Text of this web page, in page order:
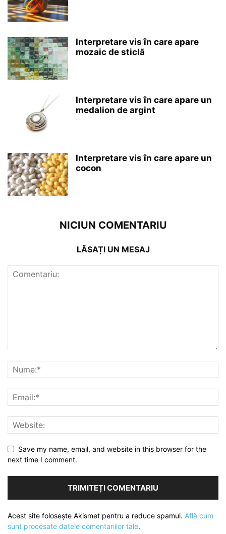
Interpretare vis în care apare
mozaic de sticlă
Interpretare vis în care apare un
medalion de argint
Interpretare vis în care apare un
cocon
NICIUN COMENTARIU
LĂSAȚI UN MESAJ
Save my name, email, and website in this browser for the
next time I comment.
Acest site folosește Akismet pentru a reduce spamul. Află cum
sunt procesate datele comentariilor tale.